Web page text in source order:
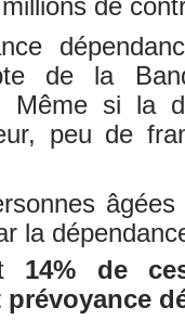
de
de la
Même si la
peu de
la
14% de